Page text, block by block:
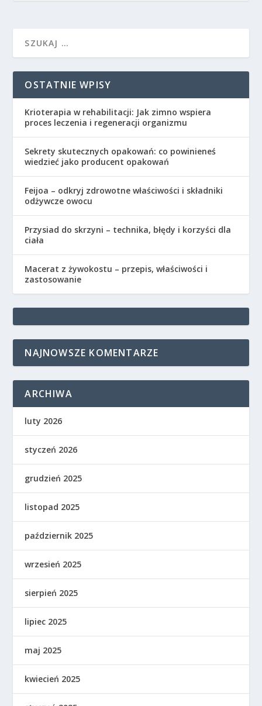
OSTATNIE WPISY
Krioterapia w rehabilitacji: Jak zimno wspiera
proces leczenia i regeneracji organizmu
Sekrety skutecznych opakowań: co powinieneś
wiedzieć jako producent opakowań
Feijoa – odkryj zdrowotne właściwości i składniki
odżywcze owocu
Przysiad do skrzyni – technika, błędy i korzyści dla
ciała
Macerat z żywokostu – przepis, właściwości i
zastosowanie
NAJNOWSZE KOMENTARZE
ARCHIWA
luty 2026
styczeń 2026
grudzień 2025
listopad 2025
październik 2025
wrzesień 2025
sierpień 2025
lipiec 2025
maj 2025
kwiecień 2025